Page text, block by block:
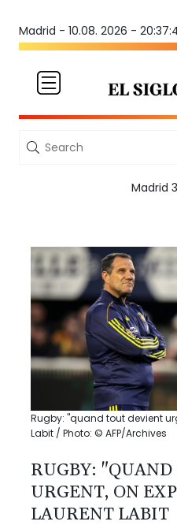
Madrid - 10.08. 2026 -
Madrid
Rugby: "quand tout devient
Labit / Photo: © AFP/Archives
RUGBY:
URGENT, ON
LAURENT LABIT